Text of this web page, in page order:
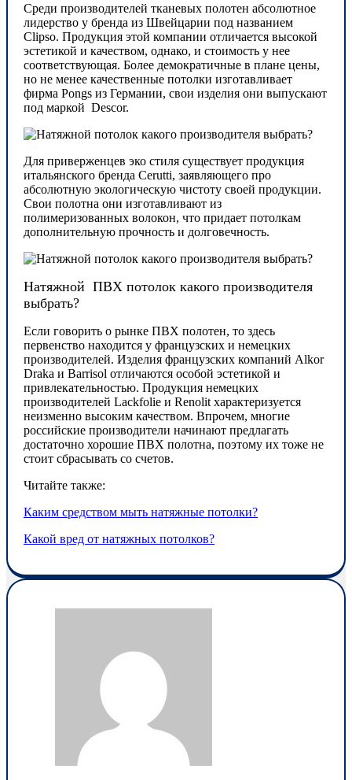
Среди производителей тканевых полотен абсолютное
лидерство у бренда из Швейцарии под названием
Clipso. Продукция этой компании отличается высокой
эстетикой и качеством, однако, и стоимость у нее
соответствующая. Более демократичные в плане цены,
но не менее качественные потолки изготавливает
фирма Pongs из Германии, свои изделия они выпускают
под маркой Descor.
Для приверженцев эко стиля существует продукция
итальянского бренда Cerutti, заявляющего про
абсолютную экологическую чистоту своей продукции.
Свои полотна они изготавливают из
полимеризованных волокон, что придает потолкам
дополнительную прочность и долговечность.
Натяжной ПВХ потолок какого производителя
выбрать?
Если говорить о рынке ПВХ полотен, то здесь
первенство находится у французских и немецких
производителей. Изделия французских компаний Alkor
Draka и Barrisol отличаются особой эстетикой и
привлекательностью. Продукция немецких
производителей Lackfolie и Renolit характеризуется
неизменно высоким качеством. Впрочем, многие
российские производители начинают предлагать
достаточно хорошие ПВХ полотна, поэтому их тоже не
стоит сбрасывать со счетов.
Читайте также:
Каким средством мыть натяжные потолки?
Какой вред от натяжных потолков?